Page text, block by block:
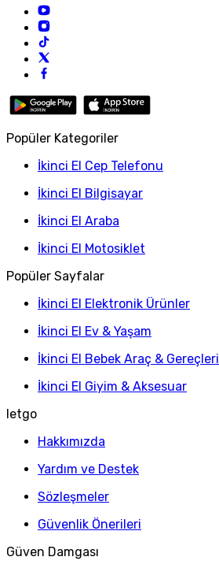
Popüler Kategoriler
İkinci El Cep Telefonu
İkinci El Bilgisayar
İkinci El Araba
İkinci El Motosiklet
Popüler Sayfalar
İkinci El Elektronik Ürünler
İkinci El Ev & Yaşam
İkinci El Bebek Araç & Gereçleri
İkinci El Giyim & Aksesuar
letgo
Hakkımızda
Yardım ve Destek
Sözleşmeler
Güvenlik Önerileri
Güven Damgası